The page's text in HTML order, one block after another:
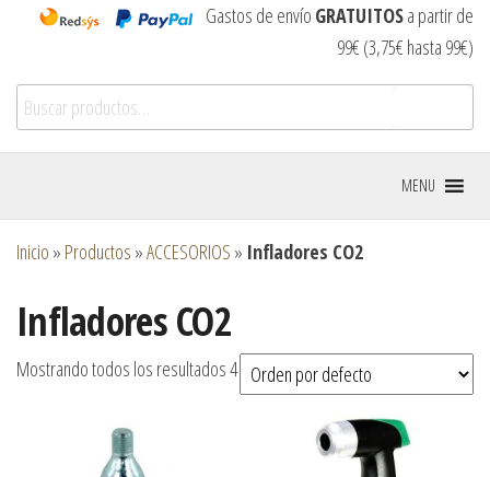
a
i
Gastos de envío GRATUITOSa partir de
99€ (3,75€ hasta 99€)
MENU
Inicio » Productos »ACCESORIOS » Infladores CO2
Infladores CO2
Mostrando todos los resultados 4